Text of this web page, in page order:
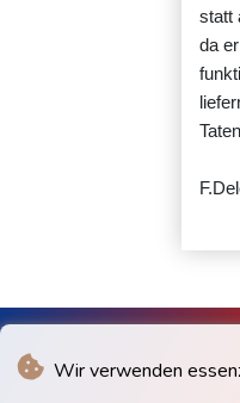
Wir verwenden
statt
da